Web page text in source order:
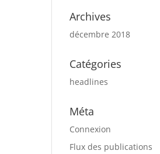
Archives
décembre 2018
Catégories
headlines
Méta
Connexion
Flux des publications